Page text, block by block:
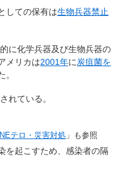
しての保有は生物兵器禁止
に化学兵器及び生物兵器の
メリカは2001年に炭疽菌を
。
れている。
テロ・災害対処 」も参照
を起こすため、感染者の隔